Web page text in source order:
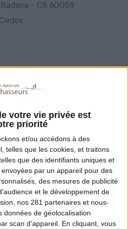
votre vie privée est
priorité
et/ou accédons à des
telles que les cookies, et traitons
que des identifiants uniques et
par un appareil pour des
des mesures de publicité
et le développement de
nos 281 partenaires et nous-
données de géolocalisation
scan d'appareil. En cliquant, vous
- CS 60059
ce département